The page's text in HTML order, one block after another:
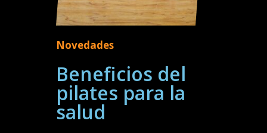
Novedades
Beneficios del
pilates para la
salud